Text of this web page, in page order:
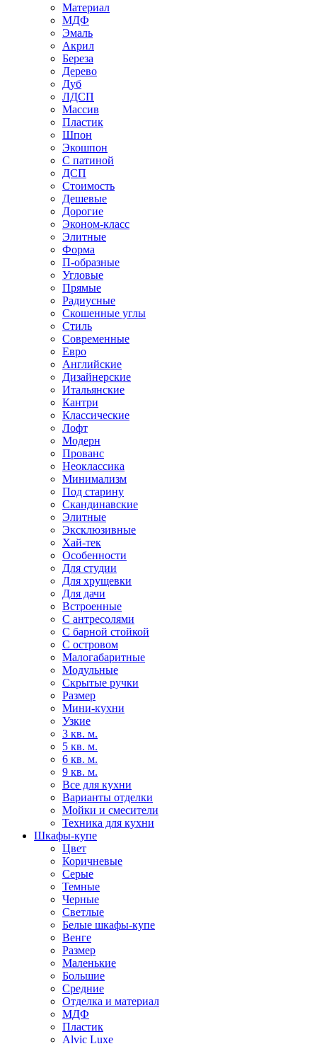
Материал
МДФ
Эмаль
Акрил
Береза
Дерево
Дуб
ЛДСП
Массив
Пластик
Шпон
Экошпон
С патиной
ДСП
Стоимость
Дешевые
Дорогие
Эконом-класс
Элитные
Форма
П-образные
Угловые
Прямые
Радиусные
Скошенные углы
Стиль
Современные
Евро
Английские
Дизайнерские
Итальянские
Кантри
Классические
Лофт
Модерн
Прованс
Неоклассика
Минимализм
Под старину
Скандинавские
Элитные
Эксклюзивные
Хай-тек
Особенности
Для студии
Для хрущевки
Для дачи
Встроенные
С антресолями
С барной стойкой
С островом
Малогабаритные
Модульные
Скрытые ручки
Размер
Мини-кухни
Узкие
3 кв. м.
5 кв. м.
6 кв. м.
9 кв. м.
Все для кухни
Варианты отделки
Мойки и смесители
Техника для кухни
Шкафы-купе
Цвет
Коричневые
Серые
Темные
Черные
Светлые
Белые шкафы-купе
Венге
Размер
Маленькие
Большие
Средние
Отделка и материал
МДФ
Пластик
Alvic Luxe